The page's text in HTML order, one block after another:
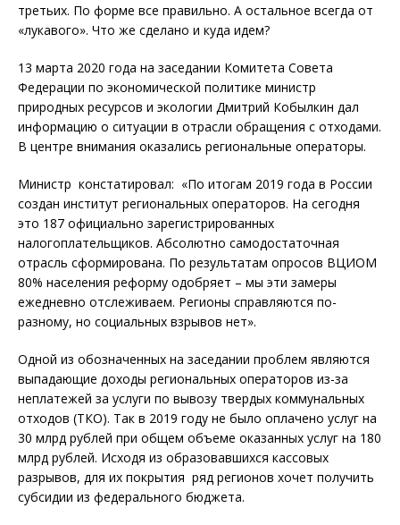
третьих. По форме все правильно. А остальное всегда от
«лукавого». Что же сделано и куда идем?
13 марта 2020 года на заседании Комитета Совета
Федерации по экономической политике министр
природных ресурсов и экологии Дмитрий Кобылкин дал
информацию о ситуации в отрасли обращения с отходами.
В центре внимания оказались региональные операторы.
Министр констатировал: «По итогам 2019 года в России
создан институт региональных операторов. На сегодня
это 187 официально зарегистрированных
налогоплательщиков. Абсолютно самодостаточная
отрасль сформирована. По результатам опросов ВЦИОМ
80% населения реформу одобряет – мы эти замеры
ежедневно отслеживаем. Регионы справляются по-
разному, но социальных взрывов нет».
Одной из обозначенных на заседании проблем являются
выпадающие доходы региональных операторов из-за
неплатежей за услуги по вывозу твердых коммунальных
отходов (ТКО). Так в 2019 году не было оплачено услуг на
30 млрд рублей при общем объеме оказанных услуг на 180
млрд рублей. Исходя из образовавшихся кассовых
разрывов, для их покрытия ряд регионов хочет получить
субсидии из федерального бюджета.